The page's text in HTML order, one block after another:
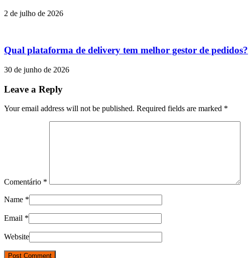
2 de julho de 2026
Qual plataforma de delivery tem melhor gestor de pedidos?
30 de junho de 2026
Leave a Reply
Your email address will not be published. Required fields are marked *
Comentário *
Name *
Email *
Website